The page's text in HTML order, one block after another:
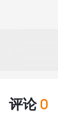
评论0